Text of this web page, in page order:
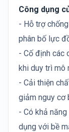
Công dụng
- Hỗ trợ
phân bố lực
- Cố định các
khi duy trì mô
- Cải thiện
giảm nguy cơ
- Có khả
dụng với bề